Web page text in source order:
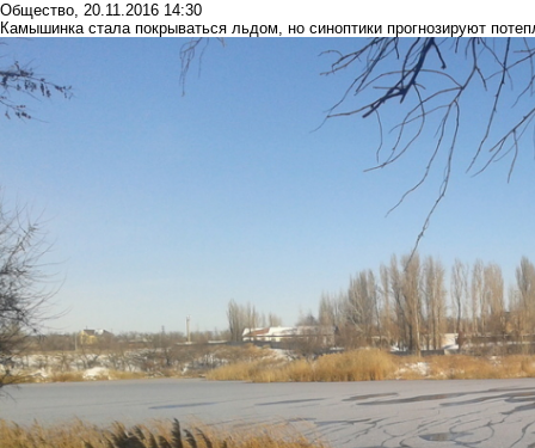
Общество, 20.11.2016 14:30
Камышинка стала покрываться льдом, но синоптики прогнозируют